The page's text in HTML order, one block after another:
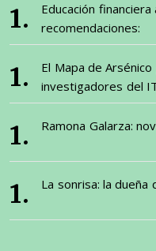
Educación
recomendaciones:
El Mapa de
investigadores del
Ramona Galarza:
La sonrisa: la dueña